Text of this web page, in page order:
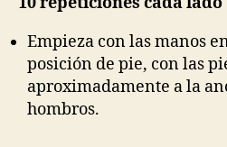
Empieza con las manos
posición de pie, con las
aproximadamente a la
hombros.